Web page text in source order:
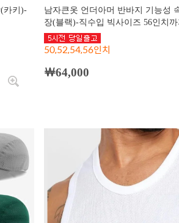
카키)-
남자큰옷 언더아머 반바지 기능성
장(블랙)-직수입 빅사이즈 56인치까
50,52,54,56인치
￦64,000